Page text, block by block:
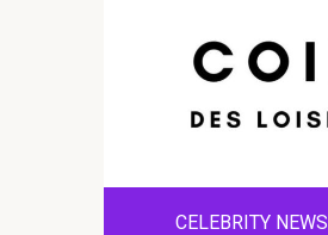
CELEBRITY NEWS